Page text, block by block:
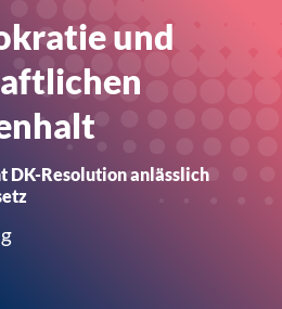
und
DK-Resolution anlässlich